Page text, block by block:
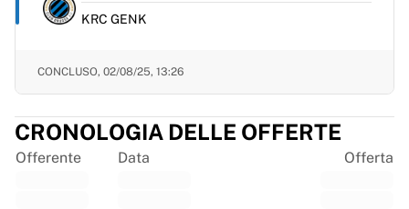
Visualizza tutto il ciclismo
Gloucester Rugby
Bath Rugby
ASM Clermont Auvergne
Harlequins
Visualizza tutto il rugby
KRC GENK
CONCLUSO, 02/08/25, 13:26
CRONOLOGIA DELLE OFFERTE
Offerente Data Offerta